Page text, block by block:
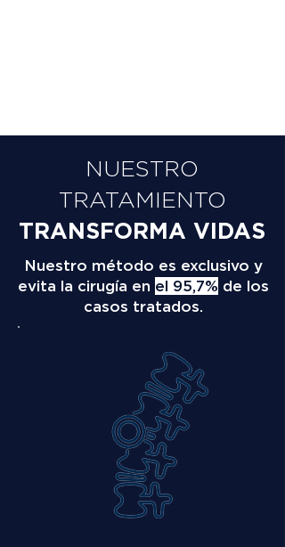
NUESTRO
TRATAMIENTO
TRANSFORMA VIDAS
Nuestro método es exclusivo y
evita la cirugía en el 95,7% de los
casos tratados.